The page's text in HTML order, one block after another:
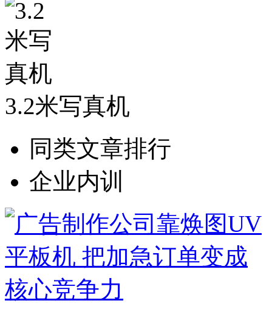
3.2米写真机
同类文章排行
企业内训